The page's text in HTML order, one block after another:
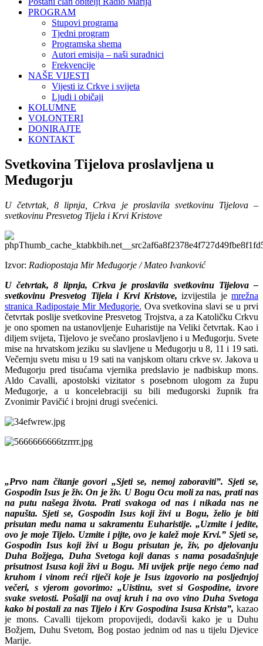
PROGRAM
Stupovi programa
Tjedni program
Programska shema
Autori emisija – naši suradnici
Frekvencije
NAŠE VIJESTI
Vijesti iz Crkve i svijeta
Ljudi i običaji
KOLUMNE
VOLONTERI
DONIRAJTE
KONTAKT
Svetkovina Tijelova proslavljena u
Međugorju
U četvrtak, 8 lipnja, Crkva je proslavila svetkovinu Tijelova –
svetkovinu Presvetog Tijela i Krvi Kristove
Izvor: Radiopostaja Mir Međugorje / Mateo Ivanković
U četvrtak, 8 lipnja, Crkva je proslavila svetkovinu Tijelova –
svetkovinu Presvetog Tijela i Krvi Kristove, izvijestila je mrežna
stranica Radipostaje Mir Međugorje. Ova svetkovina slavi se u prvi
četvrtak poslije svetkovine Presvetog Trojstva, a za Katoličku Crkvu
je ono spomen na ustanovljenje Euharistije na Veliki četvrtak. Kao i
diljem svijeta, Tijelovo je svečano proslavljeno i u Međugorju. Svete
mise na hrvatskom jeziku su slavljene u Međugorju u 8, 11 i 19 sati.
Večernju svetu misu u 19 sati na vanjskom oltaru crkve sv. Jakova u
Međugorju pred tisućama vjernika predslavio je nadbiskup mons.
Aldo Cavalli, apostolski vizitator s posebnom ulogom za župu
Međugorje, a u koncelebraciji su bili međugorski župnik fra
Zvonimir Pavičić i brojni drugi svećenici.
„Prvo nam čitanje govori „Sjeti se, nemoj zaboraviti”. Sjeti se,
Gospodin Isus je živ. On je živ. U Bogu Ocu moli za nas, prati nas
na putu našega života. Prati svakoga od nas i nikada nas ne
napušta. Sjeti se, Gospodin Isus koji živi u Bogu, želio je biti
prisutan među nama u sakramentu Euharistije. „Uzmite i jedite,
ovo je moje Tijelo. Uzmite i pijte, ovo je kalež moje Krvi.” Sjeti se,
Gospodin Isus koji živi u Bogu prisutan je, živ, po djelovanju
Duha Božjega, Duha Svetoga koji danas s nama posadašnjuje
prisutnost Isusa koji živi u Bogu. Mi uvijek prije nego ćemo nad
kruhom i vinom reći riječi koje je Isus izgovorio na posljednjoj
večeri, s vjerom govorimo: „Uistinu, svet si Gospodine, izvore
svake svetosti. Pošalji na ovaj kruh i na ovo vino Duha Svetoga
kako bi postali za nas Tijelo i Krv Gospodina Isusa Krista”, kazao
je mons. Cavalli tijekom propovijedi, dodavši kako je u Duhu
Božjem, Duhu Svetom, Bog postao jednim od nas u tijelu Djevice
Marije.